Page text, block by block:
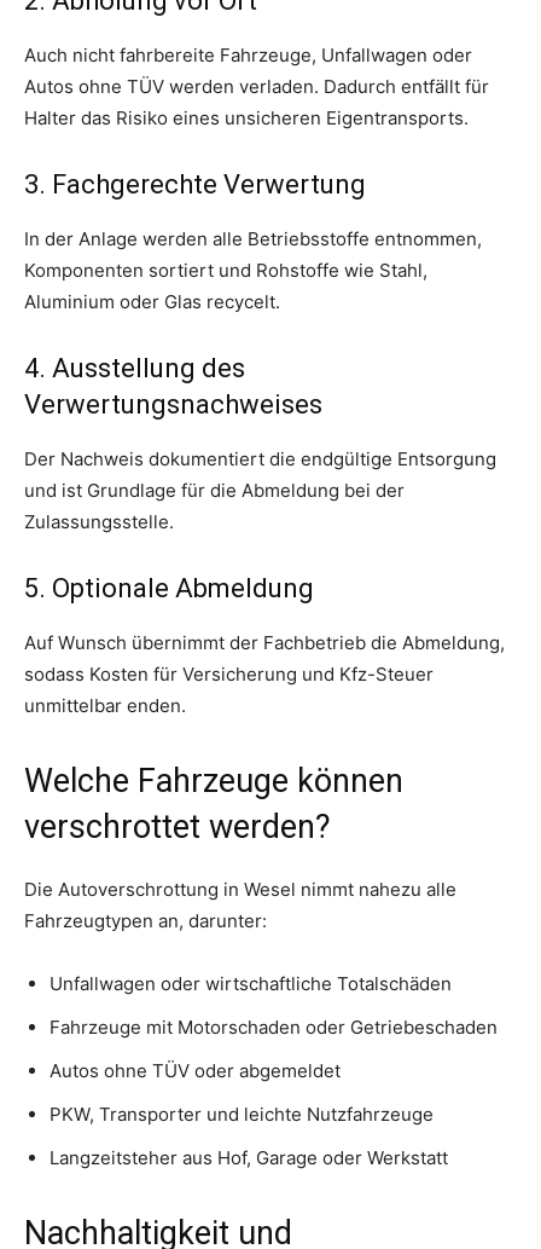
Auch nicht fahrbereite Fahrzeuge, Unfallwagen oder
Autos ohne TÜV werden verladen. Dadurch entfällt für
Halter das Risiko eines unsicheren Eigen­transports.
3. Fachgerechte Verwertung
In der Anlage werden alle Betriebsstoffe entnommen,
Komponenten sortiert und Rohstoffe wie Stahl,
Aluminium oder Glas recycelt.
4. Ausstellung des
Verwertungsnachweises
Der Nachweis dokumentiert die endgültige Entsorgung
und ist Grundlage für die Abmeldung bei der
Zulassungsstelle.
5. Optionale Abmeldung
Auf Wunsch übernimmt der Fachbetrieb die Abmeldung,
sodass Kosten für Versicherung und Kfz-Steuer
unmittelbar enden.
Welche Fahrzeuge können
verschrottet werden?
Die Autoverschrottung in Wesel nimmt nahezu alle
Fahrzeugtypen an, darunter:
Unfallwagen oder wirtschaftliche Totalschäden
Fahrzeuge mit Motorschaden oder Getriebeschaden
Autos ohne TÜV oder abgemeldet
PKW, Transporter und leichte Nutzfahrzeuge
Langzeitsteher aus Hof, Garage oder Werkstatt
Nachhaltigkeit und